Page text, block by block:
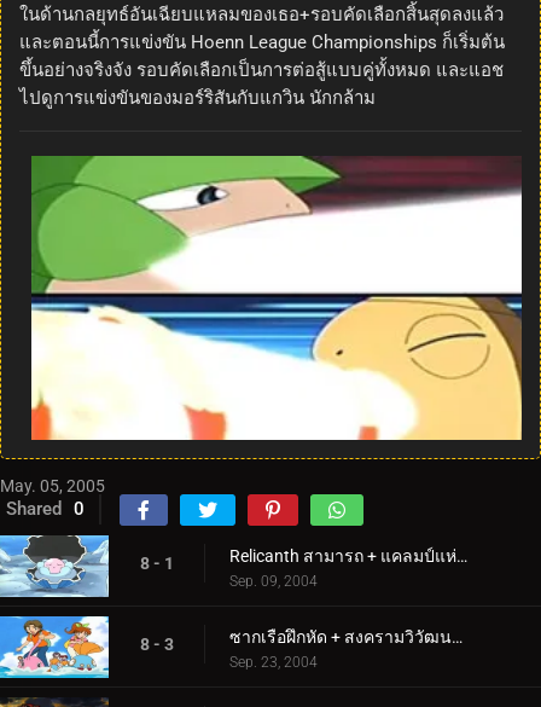
ในด้านกลยุทธ์อันเฉียบแหลมของเธอ+รอบคัดเลือกสิ้นสุดลงแล้ว
และตอนนี้การแข่งขัน Hoenn League Championships ก็เริ่มต้น
ขึ้นอย่างจริงจัง รอบคัดเลือกเป็นการต่อสู้แบบคู่ทั้งหมด และแอช
ไปดูการแข่งขันของมอร์ริสันกับแกวิน นักกล้าม
May. 05, 2005
Shared 0
8 - 1 Relicanth สามารถ + แคลมป์แห่งปัญญาได้จริงๆ
Sep. 09, 2004
8 - 3 ซากเรือฝึกหัด + สงครามวิวัฒนาการ
Sep. 23, 2004